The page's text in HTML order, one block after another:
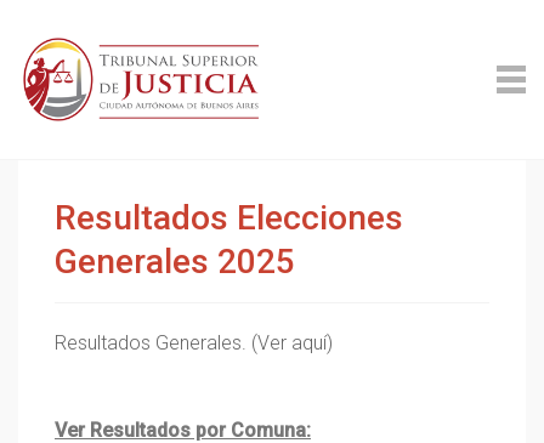
Resultados Elecciones
Generales 2025
Resultados Generales. (Ver aquí)
Ver Resultados por Comuna: